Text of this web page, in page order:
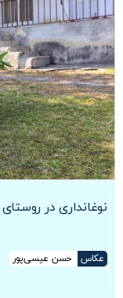
نوغانداری در
عکاس حسن عیسی‌پور